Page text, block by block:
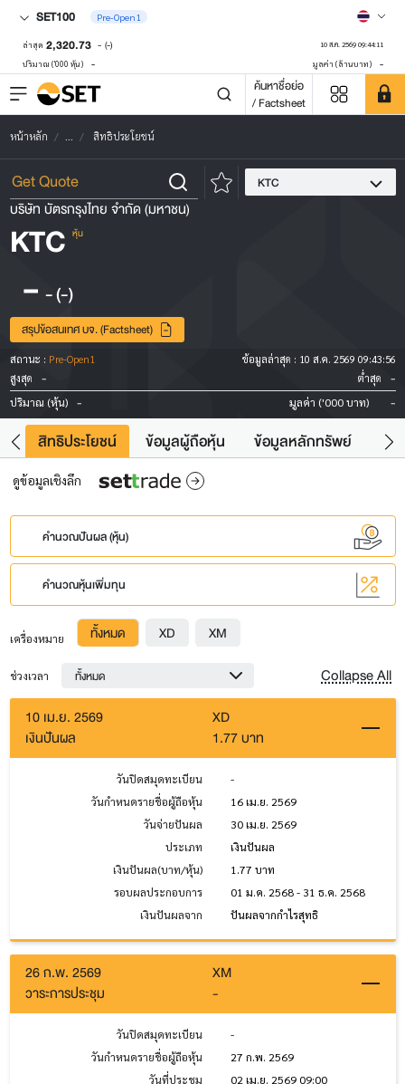
SET100 Pre-Open1
ล่าสุด 2,320.73 - (-) 10 ส.ค. 2569 09:44:11
ปริมาณ ('000 หุ้น) - มูลค่า (ล้านบาท) -
ค้นหาชื่อย่อ
/ Factsheet
หน้าหลัก ... สิทธิประโยชน์
KTC
บริษัท บัตรกรุงไทย จำกัด (มหาชน)
KTC หุ้น
- -(-)
สรุปข้อสนเทศ บจ. (Factsheet)
สถานะ : Pre-Open1 ข้อมูลล่าสุด : 10 ส.ค. 2569 09:43:56
สูงสุด
- ต่ำสุด -
ปริมาณ (หุ้น) - มูลค่า ('000 บาท) -
สิทธิประโยชน์ ข้อมูลผู้ถือหุ้น ข้อมูลหลักทรัพย์
ดูข้อมูลเชิงลึก
คำนวณปันผล (หุ้น)
คำนวณหุ้นเพิ่มทุน
เครื่องหมาย ทั้งหมด XD XM
ช่วงเวลา ทั้งหมด Collapse All
10 เม.ย. 2569
XD
เงินปันผล
1.77 บาท
วันปิดสมุดทะเบียน
-
วันกำหนดรายชื่อผู้ถือหุ้น
16 เม.ย. 2569
วันจ่ายปันผล
30 เม.ย. 2569
ประเภท
เงินปันผล
เงินปันผล(บาท/หุ้น)
1.77 บาท
รอบผลประกอบการ
01 ม.ค. 2568 - 31 ธ.ค. 2568
เงินปันผลจาก
ปันผลจากกำไรสุทธิ
26 ก.พ. 2569
XM
วาระการประชุม
-
วันปิดสมุดทะเบียน
-
วันกำหนดรายชื่อผู้ถือหุ้น
27 ก.พ. 2569
วันที่ประชุม
02 เม.ย. 2569 09:00